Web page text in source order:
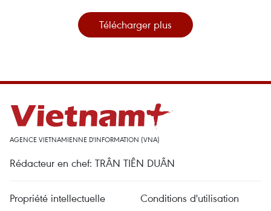
Télécharger plus
AGENCE VIETNAMIENNE D'INFORMATION (VNA)
Rédacteur en chef: TRÂN TIÊN DUÂN
Propriété intellectuelle Conditions d'utilisation